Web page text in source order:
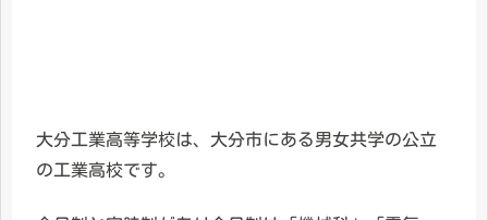
大分工業高等学校は、大分市にある男女共学の公立
の工業高校です。